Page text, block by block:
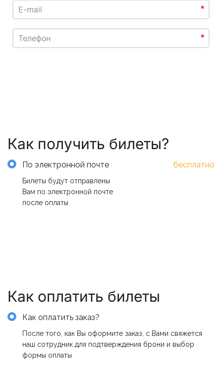
*
*
Как получить билеты?
По электронной почте
Билеты будут отправлены
Вам по электронной почте
после оплаты
бесплатно
Как оплатить билеты
Как оплатить заказ?
После того, как Вы оформите заказ, с Вами свяжется
наш сотрудник для подтверждения брони и выбор
формы оплаты